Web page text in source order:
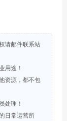
请邮件联系站
用途！
资源，都不包
处理！
日常运营所